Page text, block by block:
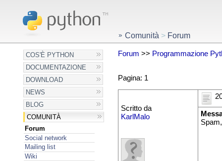
COS'È PYTHON
DOCUMENTAZIONE
DOWNLOAD
NEWS
BLOG
COMUNITÀ
Forum
Social network
Mailing list
Wiki
Comunità > Forum
Forum >> Programmazione
Pagina: 1
Scritto da
KarlMalo